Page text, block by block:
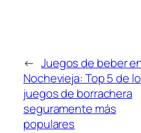
← Juegos de beber
Nochevieja: Top 5 de
juegos de borrachera
seguramente más
populares